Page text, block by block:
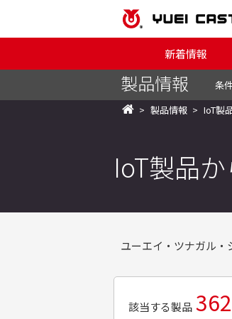
新着情報
製品情報 条
製品情報
IoT製
IoT製品
ユーエイ・ツナガル・
該当する製品